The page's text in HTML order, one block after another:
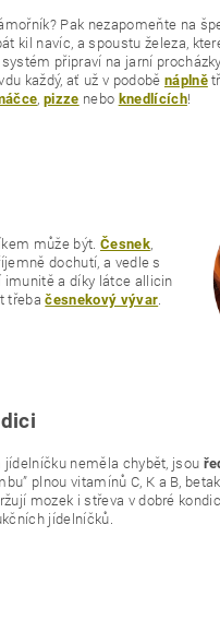
Pak nezapomeňte na
kil navíc, a spoustu železa,
připraví na jarní
každý, ať už v podobě náplně
,pizze nebo knedlících!
může být. Česnek,
dochutí, a vedle s
imunitě a díky látce allicin
třebačesnekový vývar.
neměla chybět, jsou
plnou vitamínů C, K a B,
mozek i střeva v dobré
jídelníčků.